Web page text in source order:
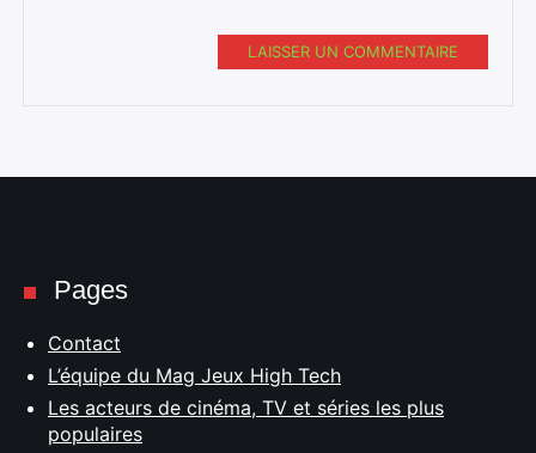
LAISSER UN COMMENTAIRE
Pages
Contact
L’équipe du Mag Jeux High Tech
Les acteurs de cinéma, TV et séries les plus
populaires